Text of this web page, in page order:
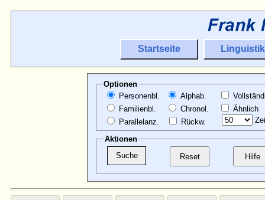
Startseite Linguistik
Optionen
Personenbl.
Familienbl.
Parallelanz.
Alphab.
Chronol.
Rückw.
Ähnlich
Aktionen